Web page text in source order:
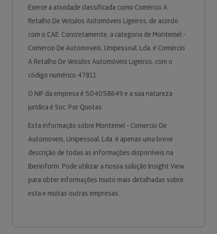
Exerce a atividade classificada como Comércio A
Retalho De Veículos Automóveis Ligeiros, de acordo
com o CAE. Concretamente, a categoria de Montemel -
Comercio De Automoveis, Unipessoal, Lda. é Comércio
A Retalho De Veículos Automóveis Ligeiros, com o
código numérico 47811.
O NIF da empresa é 504058649 e a sua natureza
jurídica é Soc. Por Quotas.
Esta informação sobre Montemel - Comercio De
Automoveis, Unipessoal, Lda. é apenas uma breve
descrição de todas as informações disponíveis na
Iberinform. Pode utilizar a nossa solução Insight View
para obter informações muito mais detalhadas sobre
esta e muitas outras empresas.